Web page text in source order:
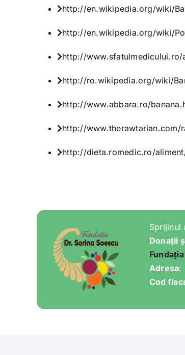
http://en.wikipedia.org/wiki/
http://en.wikipedia.org/wiki/
http://www.sfatulmedicului.ro/
http://ro.wikipedia.org/wiki/
http://www.abbara.ro/
http://www.therawtarian.com/
http://dieta.romedic.ro/
Sprijinul
Donații
Adresa:
Cod